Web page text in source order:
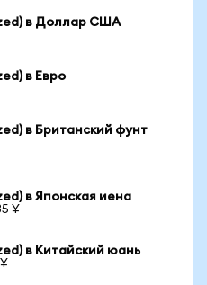
в Доллар США
в Евро
в Британский фунт
в Японская иена
¥
в Китайский юань